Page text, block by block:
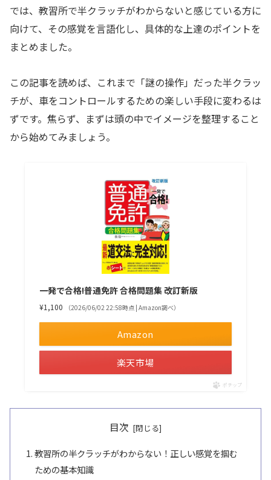
では、教習所で半クラッチがわからないと感じている方に
向けて、その感覚を言語化し、具体的な上達のポイントを
まとめました。
この記事を読めば、これまで「謎の操作」だった半クラッ
チが、車をコントロールするための楽しい手段に変わるは
ずです。焦らず、まずは頭の中でイメージを整理すること
から始めてみましょう。
一発で合格!普通免許 合格問題集 改訂新版
¥1,100 （2026/06/02 22:58時点 | Amazon調べ）
Amazon
楽天市場
ポチップ
目次
教習所の半クラッチがわからない！正しい感覚を掴む
ための基本知識